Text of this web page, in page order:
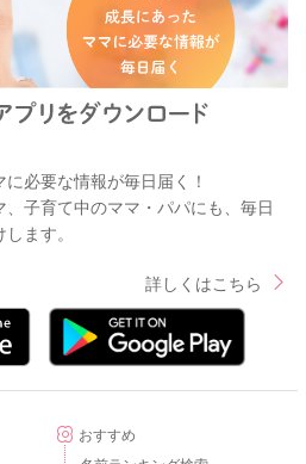
必要な情報が毎日届く！
子育て中のママ・パパにも、毎日
ます。
詳しくはこちら
おすすめ